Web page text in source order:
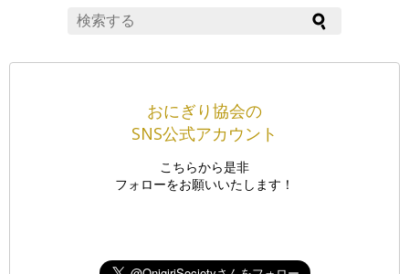
おにぎり協会の
SNS公式アカウント
こちらから是非
フォローをお願いいたします！